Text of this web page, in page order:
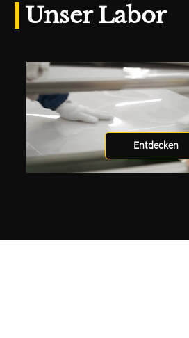
Unser Labor
Entdecken